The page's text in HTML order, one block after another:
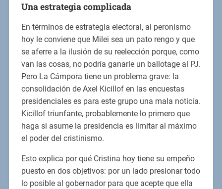
Una estrategia complicada
En términos de estrategia electoral, al peronismo
hoy le conviene que Milei sea un pato rengo y que
se aferre a la ilusión de su reelección porque, como
van las cosas, no podría ganarle un ballotage al PJ.
Pero La Cámpora tiene un problema grave: la
consolidación de Axel Kicillof en las encuestas
presidenciales es para este grupo una mala noticia.
Kicillof triunfante, probablemente lo primero que
haga si asume la presidencia es limitar al máximo
el poder del cristinismo.
Esto explica por qué Cristina hoy tiene su empeño
puesto en dos objetivos: por un lado presionar todo
lo posible al gobernador para que acepte que ella